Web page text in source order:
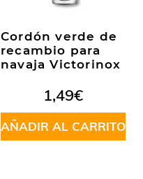
Cordón verde de
recambio para
navaja Victorinox
1,49€
AÑADIR AL CARRITO